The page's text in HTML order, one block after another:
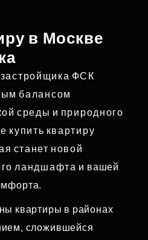
в Москве
ФСК
балансом
среды и природного
купить квартиру
станет новой
ландшафта и вашей
квартиры в районах
сложившейся